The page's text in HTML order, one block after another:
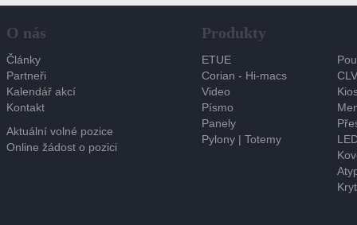
O nás
Články
Partneři
Kalendář akcí
Kontakt
Aktuální volné pozice
Online žádost o pozici
Produkty
ETUE
Corian - Hi-macs
Video
Písmo
Panely
Pylony | Totemy